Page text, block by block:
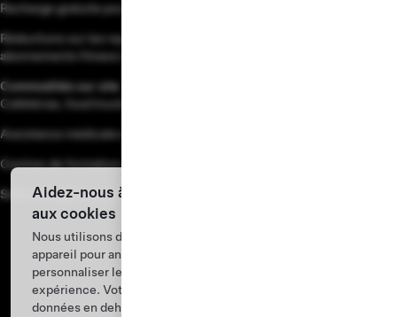
Recharge gratuite pour les VE disponible sur le lieu de travail
Réductions sur les repas, voyages, forfaits téléphoniques,
abonnements fitness et bien plus encore
Commodités sur site
Cafétérias, food trucks et patios extérieurs
Assistance médicale en interne
Centres de formation sur site
Salles de sport sur certains sites
Aidez-nous à améliorer notre site Web grâce
aux cookies
Nous utilisons des cookies et traitons les données de votre
appareil pour analyser les performances du site Web,
personnaliser le contenu des publicités et améliorer votre
expérience. Votre consentement inclut les transferts de
données en dehors du pays dans lequel vous vous trouvez.